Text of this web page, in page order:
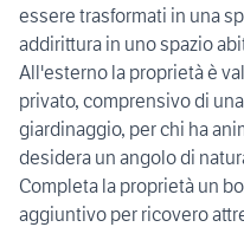
essere trasformati in una
addirittura in uno spazio
All'esterno la proprietà è
privato, comprensivo di
giardinaggio, per chi ha
desidera un angolo di
Completa la proprietà un
aggiuntivo per ricovero